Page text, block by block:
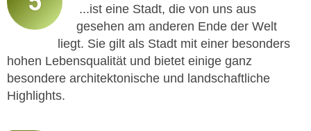
...ist eine Stadt, die von uns aus
gesehen am anderen Ende der Welt
liegt. Sie gilt als Stadt mit einer besonders
hohen Lebensqualität und bietet einige ganz
besondere architektonische und landschaftliche
Highlights.